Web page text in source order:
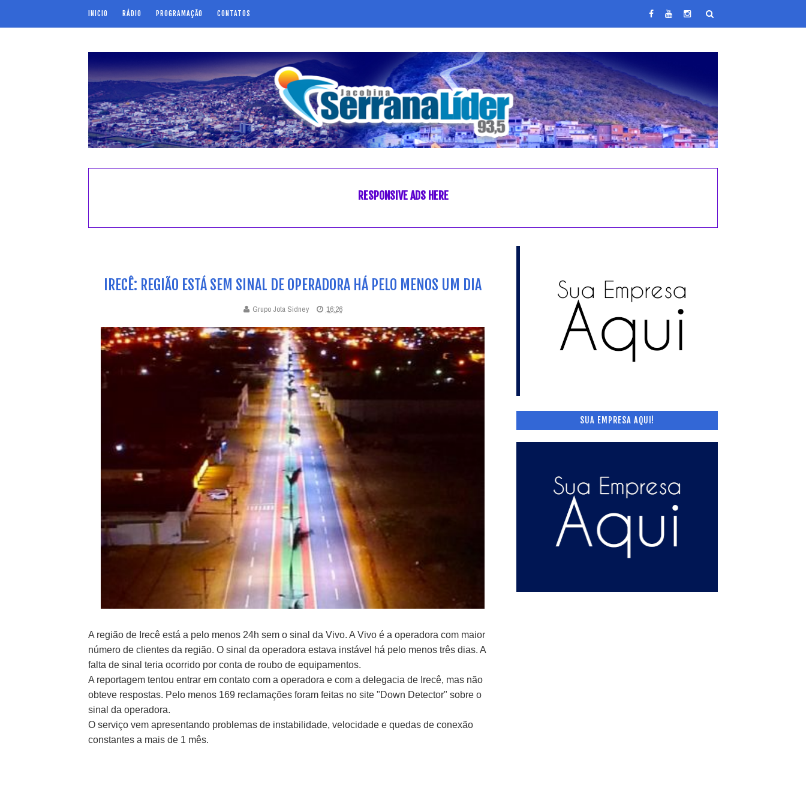
INICIO RÁDIO PROGRAMAÇÃO CONTATOS
RESPONSIVE ADS HERE
IRECÊ: REGIÃO ESTÁ SEM SINAL DE OPERADORA HÁ PELO MENOS UM DIA
Grupo Jota Sidney 16:26
A região de Irecê está a pelo menos 24h sem o sinal da Vivo. A Vivo é a operadora com maior
número de clientes da região. O sinal da operadora estava instável há pelo menos três dias. A
falta de sinal teria ocorrido por conta de roubo de equipamentos.
A reportagem tentou entrar em contato com a operadora e com a delegacia de Irecê, mas não
obteve respostas. Pelo menos 169 reclamações foram feitas no site "Down Detector" sobre o
sinal da operadora.
O serviço vem apresentando problemas de instabilidade, velocidade e quedas de conexão
constantes a mais de 1 mês.
SUA EMPRESA AQUI!